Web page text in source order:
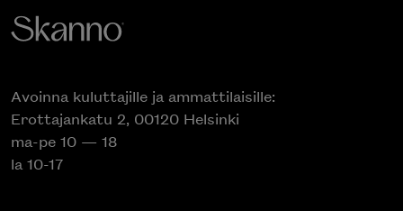
Avoinna kuluttajille ja ammattilaisille:
Erottajankatu 2, 00120 Helsinki
ma-pe 10 — 18
la 10-17